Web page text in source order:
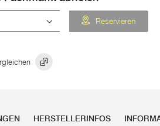
Reservieren
HERSTELLERINFOS